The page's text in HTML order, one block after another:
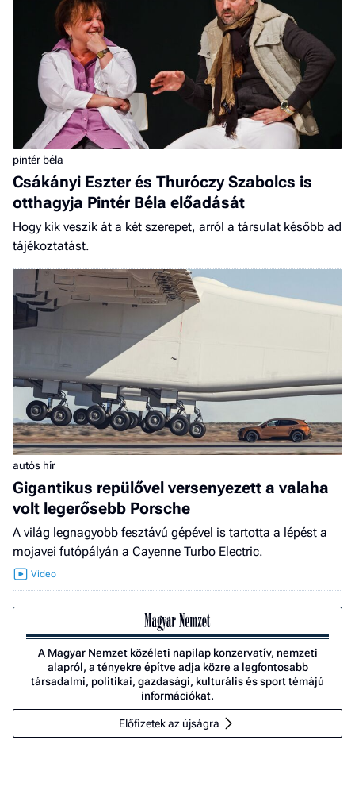
pintér béla
Csákányi Eszter és Thuróczy Szabolcs is
otthagyja Pintér Béla előadását
Hogy kik veszik át a két szerepet, arról a társulat később ad
tájékoztatást.
autós hír
Gigantikus repülővel versenyezett a valaha
volt legerősebb Porsche
A világ legnagyobb fesztávú gépével is tartotta a lépést a
mojavei futópályán a Cayenne Turbo Electric.
A Magyar Nemzet közéleti napilap konzervatív, nemzeti
alapról, a tényekre építve adja közre a legfontosabb
társadalmi, politikai, gazdasági, kulturális és sport témájú
információkat.
Előfizetek az újságra